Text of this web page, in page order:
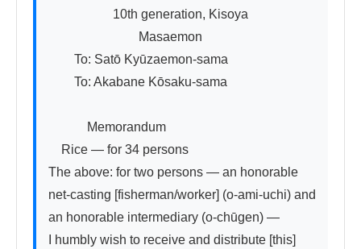
10th generation, Kisoya
Masaemon
To: Satō Kyūzaemon-sama
To: Akabane Kōsaku-sama
Memorandum
Rice — for 34 persons
The above: for two persons — an honorable
net-casting [fisherman/worker] (o-ami-uchi) and
an honorable intermediary (o-chūgen) —
I humbly wish to receive and distribute [this]